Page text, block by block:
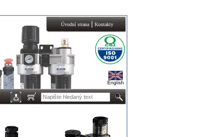
Úvodní strana| Kontakty